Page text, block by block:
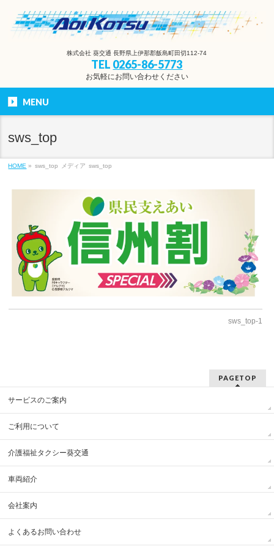
株式会社 葵交通 長野県上伊那郡飯島町田切112-74
TEL 0265-86-5773
お気軽にお問い合わせください
MENU
sws_top
HOME » sws_top メディア sws_top
sws_top-1
PAGETOP
サービスのご案内
ご利用について
介護福祉タクシー葵交通
車両紹介
会社案内
よくあるお問い合わせ